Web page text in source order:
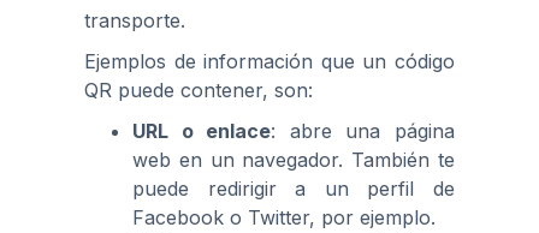
transporte.
Ejemplos de información que un código
QR puede contener, son:
URL o enlace: abre una página
web en un navegador. También te
puede redirigir a un perfil de
Facebook o Twitter, por ejemplo.